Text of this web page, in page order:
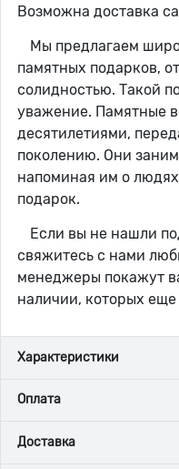
Возможна доставка
Мы предлагаем
памятных подарков,
солидностью. Такой
уважение. Памятные
десятилетиями,
поколению. Они
напоминая им о
подарок.
Если вы не нашли
свяжитесь с нами
менеджеры покажут
наличии, которых
Характеристики
Оплата
Доставка